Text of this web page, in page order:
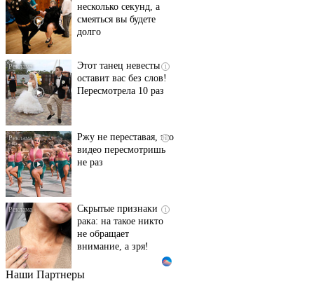
несколько секунд, а
смеяться вы будете
долго
i
Этот танец невесты
оставит вас без слов!
Пересмотрела 10 раз
i
Ржу не переставая, это
видео пересмотришь
не раз
i
Скрытые признаки
рака: на такое никто
не обращает
внимание, а зря!
Ролик длится пару
Наши Партнеры